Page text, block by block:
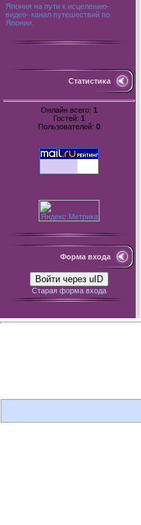
Япония на пути к исцелению-
видео- канал путешествий по
Японии.
Статистика
Онлайн всего: 1
Гостей: 1
Пользователей: 0
Форма входа
Войти через uID
Старая форма входа